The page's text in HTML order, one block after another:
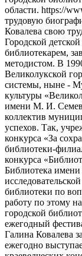
области. https://
трудовую
Ковалева свою
Городской
библиотекарем,
методистом. В
Великолукской
системы, ныне -
культуры
имени М. И.
коллектив
успехов. Так,
конкурса «За
библиотеки-
конкурса
Библиотека
библиотеки по
работу по этому
городской
ежегодный
Галина Ковалева
ежегодно